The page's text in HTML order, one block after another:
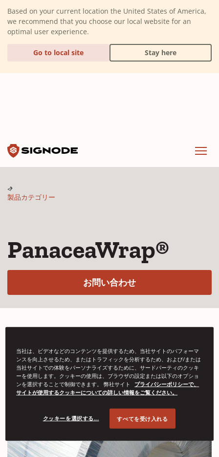
Based on your current location the United States of America,
we recommend that you choose our local website for an
optimal user experience.
Go to local site Stay here
製品カテゴリー
PanaceaWrap®
お問い合わせ(Opens in a new
ラミネートし、金属を保護するための耐腐食
性VCIおよび伝播防止材料を使用した強化層に
より、その強度と耐久性を実現しています。
当社は、ビデオなどのコンテンツを提供するため、当社サイトのパフォーマ
ンスを向上させるため、またはトラフィックを分析するため、および/または
当社サイトでの体験をパーソナライズするために、サードパーティのクッキ
ーを使用します。クッキーの使用は、ブラウザの設定または以下のオプショ
ンを選択することで制御できます。 弊社サイト
プライバシーポリシーで、
サイトが使用するクッキーについての詳しい情報をご覧ください。
クッキーを選択する... すべてを受け入れる